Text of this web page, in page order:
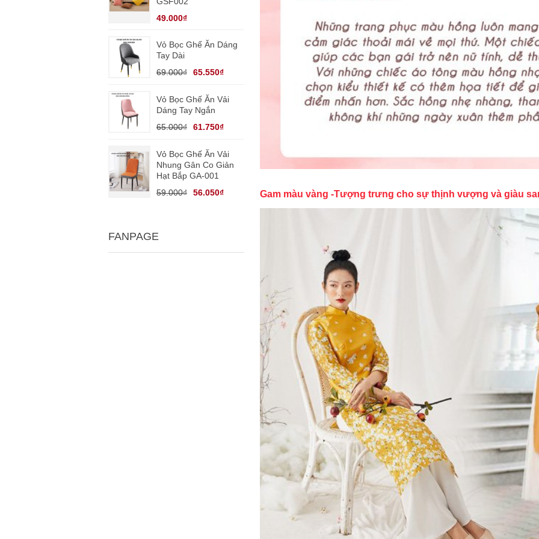
Gam màu vàng -Tượng trưng cho sự thịnh vượng và giàu
49.000₫
Vỏ Bọc Ghế Ăn Dáng
Tay Dài
69.000₫
65.550₫
Vỏ Bọc Ghế Ăn Vải
Dáng Tay Ngắn
65.000₫
61.750₫
Vỏ Bọc Ghế Ăn Vải
Nhung Gân Co Giản
Hạt Bắp GA-001
59.000₫
56.050₫
FANPAGE